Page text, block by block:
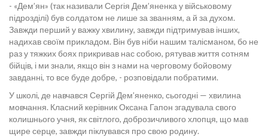
- «Дем’ян» (так називали Сергія Дем’яненка у військовому
підрозділі) був солдатом не лише за званням, а й за духом.
Завжди перший у важку хвилину, завжди підтримував інших,
надихав своїм прикладом. Він був ніби нашим талісманом, бо не
раз у тяжких боях прикривав нас собою, рятував життя сотням
бійців, і ми знали, якщо він з нами на черговому бойовому
завданні, то все буде добре, - розповідали побратими.
У школі, де навчався Сергій Дем’яненко, сьогодні — хвилина
мовчання. Класний керівник Оксана Гапон згадувала свого
колишнього учня, як світлого, доброзичливого хлопця, що мав
щире серце, завжди піклувався про свою родину.